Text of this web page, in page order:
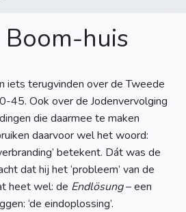
huis
iets terugvinden over de Tweede
45. Ook over de Jodenvervolging
die daarmee te maken
daarvoor wel het woord:
betekent. Dát was de
dat hij het ‘probleem’ van de
heet wel: de Endlösung– een
‘de eindoplossing’.